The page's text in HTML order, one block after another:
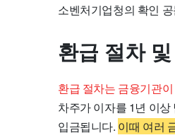
소벤처기업청의 확인
환급 절차
환급 절차는 금융기관
차주가 이자를 1년 이
입금됩니다. 이때 여러